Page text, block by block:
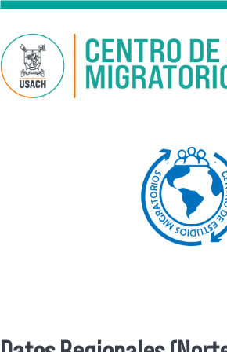
Pasar al contenido principal